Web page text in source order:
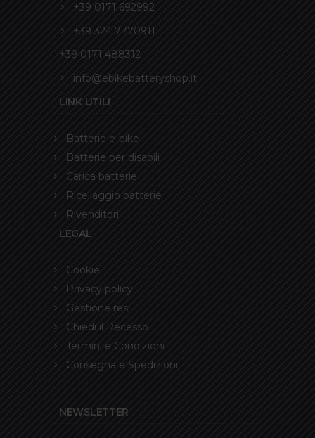
+39 0171 692992
+39 324 7770911
+39 0171 488312
info@ebikebatteryshop.it
LINK UTILI
Batterie e-bike
Batterie per disabili
Carica batterie
Ricellaggio batterie
Rivenditori
LEGAL
Cookie
Privacy policy
Gestione resi
Chiedi il Recesso
Termini e Condizioni
Consegna e Spedizioni
NEWSLETTER